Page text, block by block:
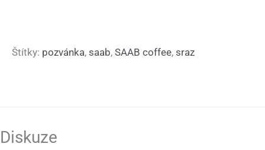
Štítky: pozvánka, saab, SAAB coffee, sraz
Diskuze